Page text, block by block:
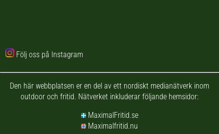
Följ oss på Instagram
Den här webbplatsen er en del av ett nordiskt medianätverk inom
outdoor och fritid. Nätverket inkluderar följande hemsidor:
MaximalFritid.se
Maximalfritid.nu